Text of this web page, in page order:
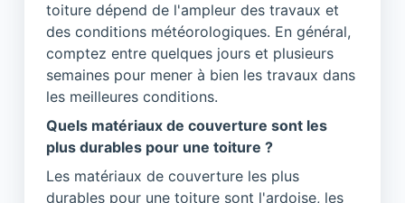
toiture dépend de l'ampleur des travaux et
des conditions météorologiques. En général,
comptez entre quelques jours et plusieurs
semaines pour mener à bien les travaux dans
les meilleures conditions.
Quels matériaux de couverture sont les
plus durables pour une toiture ?
Les matériaux de couverture les plus
durables pour une toiture sont l'ardoise, les